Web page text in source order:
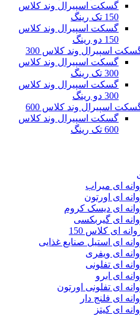
گسکت اسپیرال وند کلاس
150 تک رینگ
گسکت اسپیرال وند کلاس
150 دو رینگ
اسپیرال وند کلاس 300
گسکت اسپیرال وند کلاس
300 تک رینگ
گسکت اسپیرال وند کلاس
300 دو رینگ
اسپیرال وند کلاس 600
گسکت اسپیرال وند کلاس
600 تک رینگ
ای میراب
ای اورتون
ای دیسک کروم
ای گیربکسی
ای کلاس 150
ای استیل صنایع غذایی
ای ویفری
ای تفلونی
ای ابرو
ای تفلونی اورتون
ای فلنج دار
ای کیتز